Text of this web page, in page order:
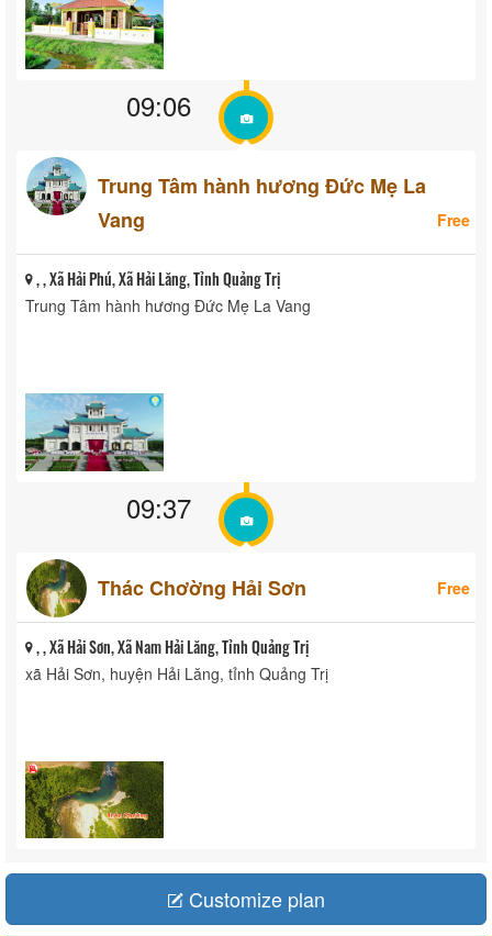
09:06
Trung Tâm hành hương Đức Mẹ La
Vang
Free
, , Xã Hải Phú, Xã Hải Lăng, Tỉnh Quảng Trị
Trung Tâm hành hương Đức Mẹ La Vang
09:37
Thác Chơờng Hải Sơn Free
, , Xã Hải Sơn, Xã Nam Hải Lăng, Tỉnh Quảng Trị
xã Hải Sơn, huyện Hải Lăng, tỉnh Quảng Trị
Customize plan